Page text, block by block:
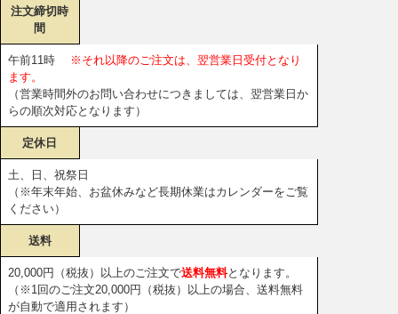
注文締切時
間
午前11時
※それ以降のご注文は、翌営業日受付となり
ます。
（営業時間外のお問い合わせにつきましては、翌営業日か
らの順次対応となります）
定休日
土、日、祝祭日
（※年末年始、お盆休みなど長期休業はカレンダーをご覧
ください）
送料
20,000円（税抜）以上のご注文で送料無料となります。
（※1回のご注文20,000円（税抜）以上の場合、送料無料
が自動で適用されます）